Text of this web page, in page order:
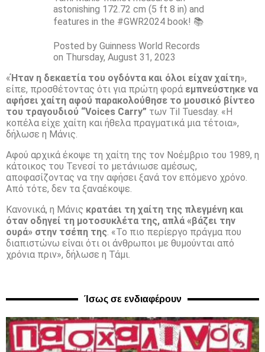
astonishing 172.72 cm (5 ft 8 in) and
features in the #GWR2024 book! 📚
Posted by Guinness World Records
on Thursday, August 31, 2023
«Ήταν η δεκαετία του ογδόντα και όλοι είχαν χαίτη»,
είπε, προσθέτοντας ότι για πρώτη φορά εμπνεύστηκε να
αφήσει χαίτη αφού παρακολούθησε το μουσικό βίντεο
του τραγουδιού “Voices Carry” των Til Tuesday. «Η
κοπέλα είχε χαίτη και ήθελα πραγματικά μια τέτοια»,
δήλωσε η Μάνις.
Αφού αρχικά έκοψε τη χαίτη της τον Νοέμβριο του 1989, η
κάτοικος του Τενεσί το μετάνιωσε αμέσως,
αποφασίζοντας να την αφήσει ξανά τον επόμενο χρόνο.
Από τότε, δεν τα ξαναέκοψε.
Κανονικά, η Μάνις κρατάει τη χαίτη της πλεγμένη και
όταν οδηγεί τη μοτοσυκλέτα της, απλά «βάζει την
ουρά» στην τσέπη της. «Το πιο περίεργο πράγμα που
διαπιστώνω είναι ότι οι άνθρωποι με θυμούνται από
χρόνια πριν», δήλωσε η Τάμι.
Ίσως σε ενδιαφέρουν